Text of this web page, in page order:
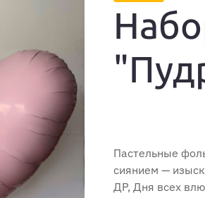
Пастельные
сиянием —
ДР, Дня всех